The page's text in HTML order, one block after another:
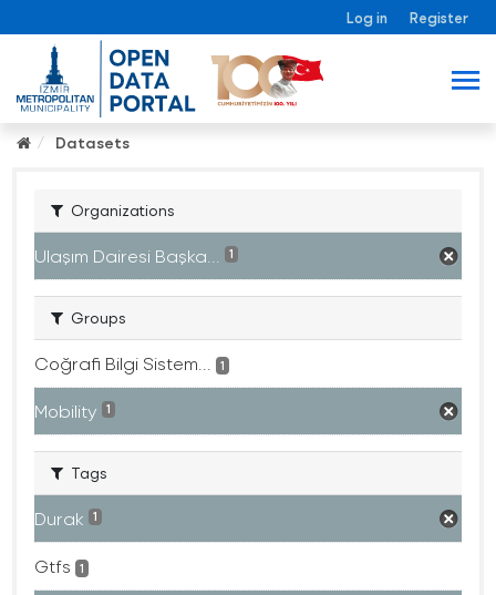
Log in Register
Datasets
Organizations
Ulaşım Dairesi Başka... 1
Groups
Coğrafi Bilgi Sistem... 1
Mobility 1
Tags
Durak 1
Gtfs 1